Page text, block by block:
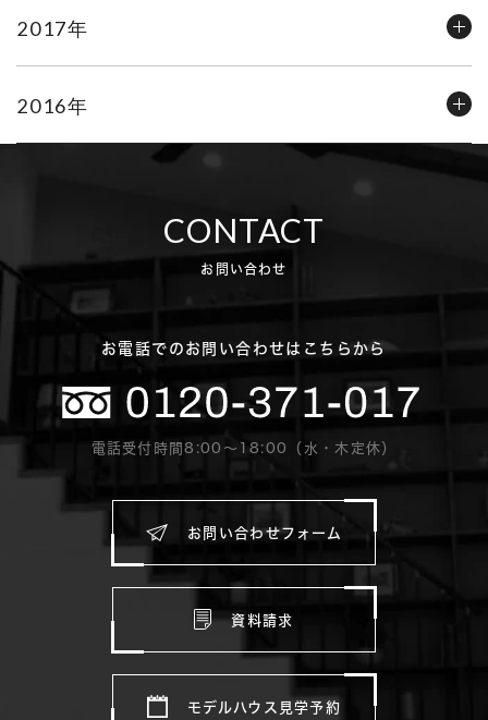
2017年
2016年
CONTACT
お問い合わせ
お電話でのお問い合わせはこちらから
電話受付時間8:00〜18:00（水・木定休）
お問い合わせフォーム
資料請求
モデルハウス見学予約